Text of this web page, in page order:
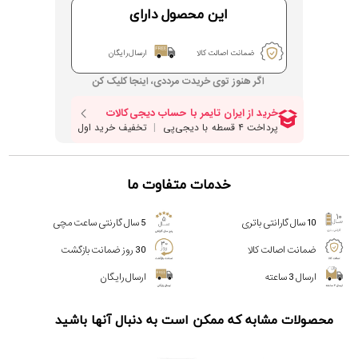
این محصول دارای
ضمانت اصالت کالا ارسال رایگان
اگر هنوز توی خریدت مرددی، اینجا کلیک کن
خدمات متفاوت ما
10 سال گارانتی باتری
5 سال گارنتی ساعت مچی
ضمانت اصالت کالا
30 روز ضمانت بازگشت
ارسال 3 ساعته
ارسال رایگان
محصولات مشابه که ممکن است به دنبال آنها باشید